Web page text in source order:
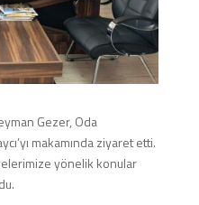
Gezer, Oda
makamında ziyaret etti.
yönelik konular